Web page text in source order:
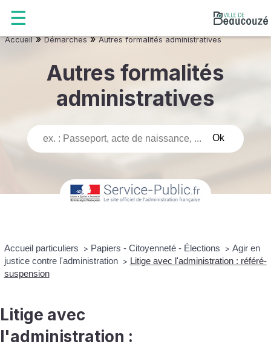
Accueil»Démarches»Autres formalités administratives
Autres formalités
administratives
Accueil particuliers > Papiers - Citoyenneté - Élections > Agir en
justice contre l'administration > Litige avec l'administration : référé-
suspension
Litige avec
l'administration :